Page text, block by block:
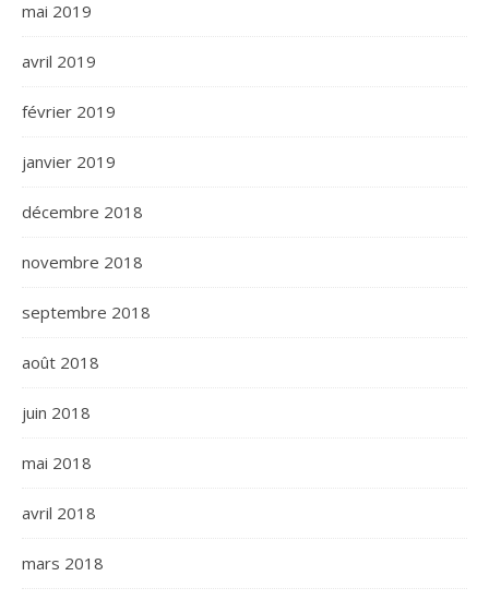
mai 2019
avril 2019
février 2019
janvier 2019
décembre 2018
novembre 2018
septembre 2018
août 2018
juin 2018
mai 2018
avril 2018
mars 2018